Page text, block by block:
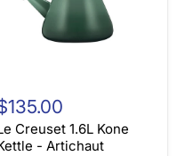
Creuset 1.6L Kone
- Artichaut